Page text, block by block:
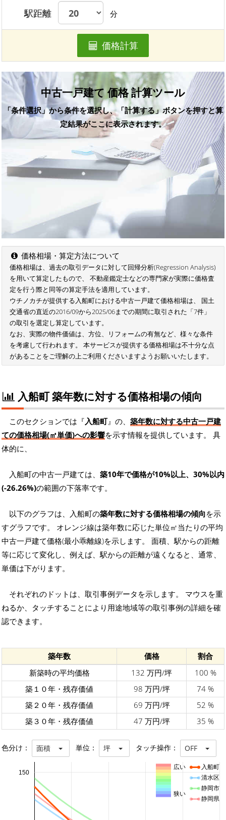
駅距離 分
価格計算
中古一戸建て 価格 計算ツール
「条件選択」から条件を選択し、「計算する」ボタンを押すと算
定結果がここに表示されます。
価格相場・算定方法について
価格相場は、過去の取引データに対して回帰分析(Regression Analysis)
を用いて算定したもので、 不動産鑑定士などの専門家が実際に価格査
定を行う際と同等の算定手法を適用しています。
ウチノカチが提供する入船町における中古一戸建て価格相場は、 国土
交通省の直近の2016/09から2025/06までの期間に取引された「7件」
の取引を選定し算定しています。
なお、実際の物件価値は、方位、リフォームの有無など、様々な条件
を考慮して行われます。 本サービスが提供する価格相場は不十分な点
があることをご理解の上ご利用くださいますようお願いいたします。
入船町 築年数に対する価格相場の傾向
このセクションでは『入船町』の、 築年数に対する中古一戸建
ての価格相場(㎡単価)への影響を示す情報を提供しています。 具
体的に、
入船町の中古一戸建ては、 築10年で価格が10%以上、30%以内
(-26.26%)の範囲の下落率です。
以下のグラフは、入船町の築年数に対する価格相場の傾向を示
すグラフです。 オレンジ線は築年数に応じた単位㎡当たりの平均
中古一戸建て価格(最小乖離線)を示します。 面積、駅からの距離
等に応じて変化し、例えば、駅からの距離が遠くなると、通常、
単価は下がります。
それぞれのドットは、取引事例データを示します。 マウスを重
ねるか、タッチすることにより用途地域等の取引事例の詳細を確
認できます。
築年数 価格
割合
新築時の平均価格
132 万円/坪
100 %
築１０年・残存価値
98 万円/坪
74 %
築２０年・残存価値
69 万円/坪
52 %
築３０年・残存価値
47 万円/坪 35 %
色分け： 面積 単位： 坪 タッチ操作： OFF
150
入船町
清水区
静岡市
静岡県
広い
狭い